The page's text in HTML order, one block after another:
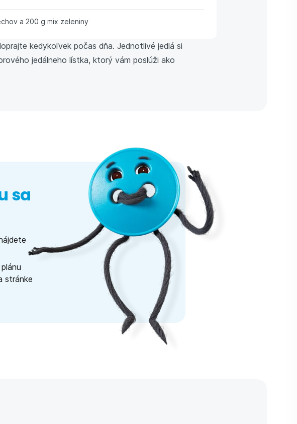
a 200 g mix zeleniny
kedykoľvek počas dňa. Jednotlivé jedlá si
jedálneho lístka, ktorý vám poslúži ako
sa
stránke